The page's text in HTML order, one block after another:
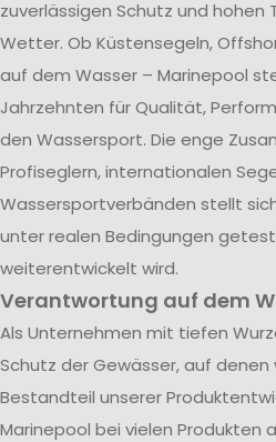
zuverlässigen Schutz und
Wetter. Ob Küstensegeln,
auf dem Wasser – Marinepool
Jahrzehnten für Qualität,
den Wassersport. Die enge
Profiseglern, internationalen
Wassersportverbänden stellt
unter realen Bedingungen
weiterentwickelt wird.
Verantwortung auf dem
Als Unternehmen mit tiefen
Schutz der Gewässer, auf
Bestandteil unserer
Marinepool bei vielen Produkten